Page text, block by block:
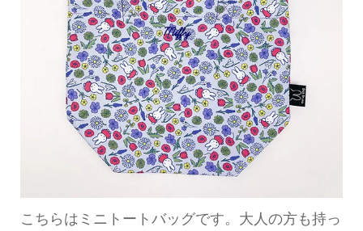
こちらはミニトートバッグです。大人の方も持っ